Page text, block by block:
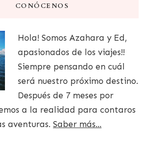
CONÓCENOS
Hola! Somos Azahara y Ed,
apasionados de los viajes!!
Siempre pensando en cuál
será nuestro próximo destino.
Después de 7 meses por
a la realidad para contaros
aventuras. Saber más...